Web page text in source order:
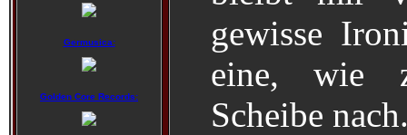
Germusica:
Golden Core Records:
gewisse
eine, wie
Scheibe